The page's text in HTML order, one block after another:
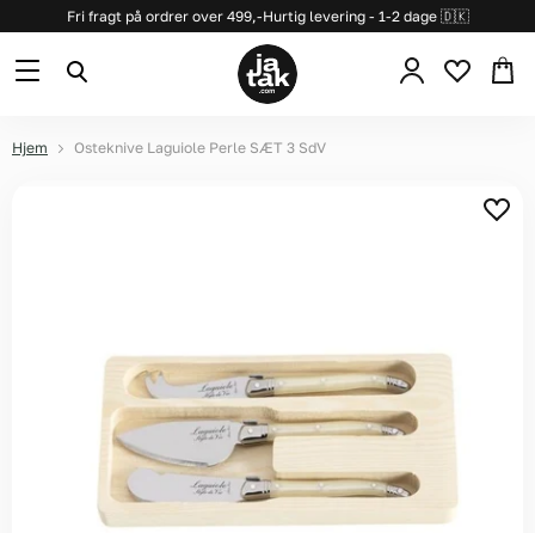
Fri fragt på ordrer over 499,-Hurtig levering - 1-2 dage 🇩🇰
Hjem Osteknive Laguiole Perle SÆT 3 SdV